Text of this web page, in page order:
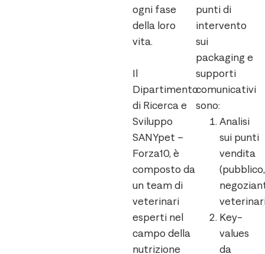
ogni fase
della loro
vita.
Il
Dipartimento
di Ricerca e
Sviluppo
SANYpet –
Forza10, è
composto da
un team di
veterinari
esperti nel
campo della
nutrizione
punti di
intervento
sui
packaging e
supporti
comunicativi
sono:
Analisi
sui punti
vendita
(pubblico,
Key-
values
da